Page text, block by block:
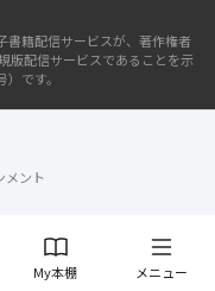
My本棚 メニュー
書籍配信サービスが、著作権者
版配信サービスであることを示
です。
メント